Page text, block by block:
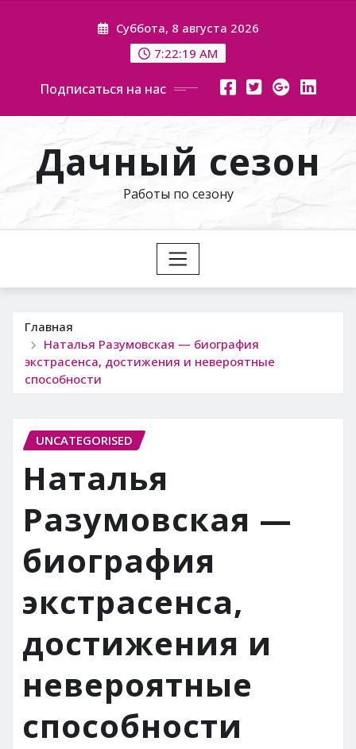
Суббота, 8 августа 2026
7:22:20 AM
Подписаться на нас
Дачный сезон
Работы по сезону
Главная
Наталья Разумовская — биография
экстрасенса, достижения и невероятные
способности
UNCATEGORISED
Наталья
Разумовская —
биография
экстрасенса,
достижения и
невероятные
способности